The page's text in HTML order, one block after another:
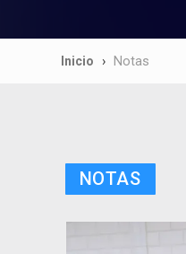
Inicio Notas
NOTAS